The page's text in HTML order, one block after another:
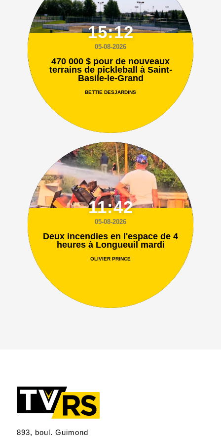
15:12
05-08-2026
470 000 $ pour de nouveaux
terrains de pickleball à Saint-
Basile-le-Grand
BETTIE DESJARDINS
11:42
05-08-2026
Deux incendies en l'espace de 4
heures à Longueuil mardi
OLIVIER PRINCE
893, boul. Guimond